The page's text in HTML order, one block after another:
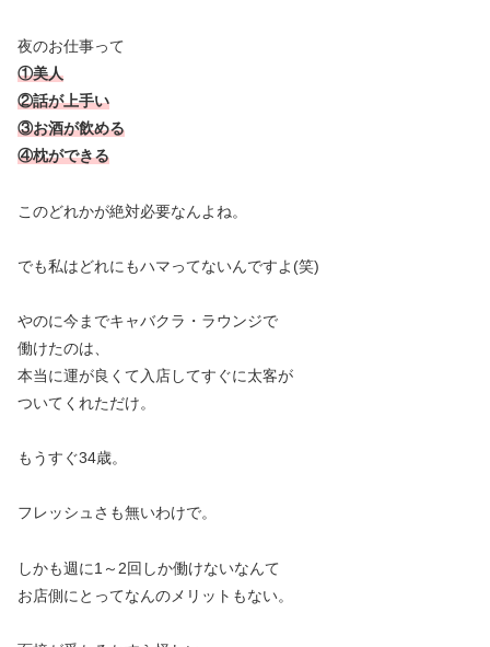
夜のお仕事って
①美人
②話が上手い
③お酒が飲める
④枕ができる
このどれかが絶対必要なんよね。
でも私はどれにもハマってないんですよ(笑)
やのに今までキャバクラ・ラウンジで
働けたのは、
本当に運が良くて入店してすぐに太客が
ついてくれただけ。
もうすぐ34歳。
フレッシュさも無いわけで。
しかも週に1～2回しか働けないなんて
お店側にとってなんのメリットもない。